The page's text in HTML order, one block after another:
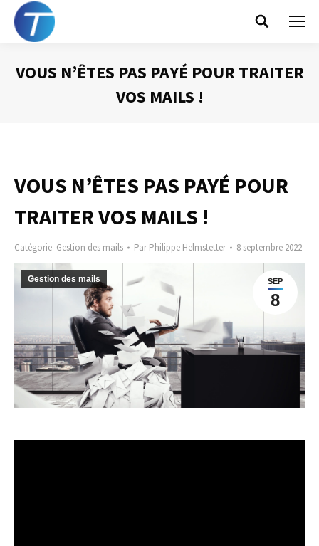
Search:
VOUS N’ÊTES PAS PAYÉ POUR TRAITER
VOS MAILS !
VOUS N’ÊTES PAS PAYÉ POUR
TRAITER VOS MAILS !
Catégorie Gestion des mails ParPhilippe Helmstetter 8 septembre 2022
SEP
8
Gestion des mails